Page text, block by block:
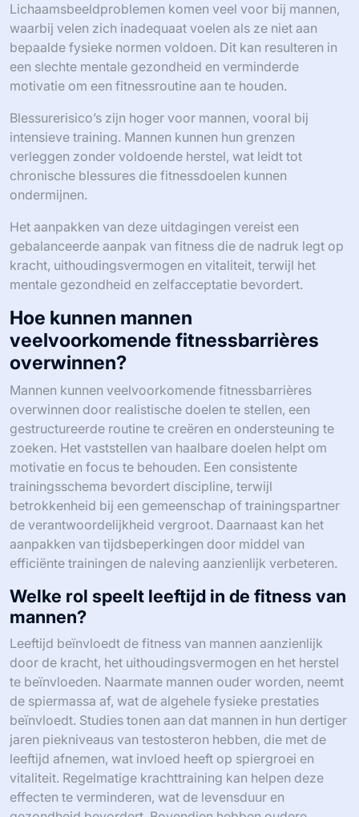
Lichaamsbeeldproblemen komen veel voor bij mannen,
waarbij velen zich inadequaat voelen als ze niet aan
bepaalde fysieke normen voldoen. Dit kan resulteren in
een slechte mentale gezondheid en verminderde
motivatie om een fitnessroutine aan te houden.
Blessurerisico’s zijn hoger voor mannen, vooral bij
intensieve training. Mannen kunnen hun grenzen
verleggen zonder voldoende herstel, wat leidt tot
chronische blessures die fitnessdoelen kunnen
ondermijnen.
Het aanpakken van deze uitdagingen vereist een
gebalanceerde aanpak van fitness die de nadruk legt op
kracht, uithoudingsvermogen en vitaliteit, terwijl het
mentale gezondheid en zelfacceptatie bevordert.
Hoe kunnen mannen
veelvoorkomende fitnessbarrières
overwinnen?
Mannen kunnen veelvoorkomende fitnessbarrières
overwinnen door realistische doelen te stellen, een
gestructureerde routine te creëren en ondersteuning te
zoeken. Het vaststellen van haalbare doelen helpt om
motivatie en focus te behouden. Een consistente
trainingsschema bevordert discipline, terwijl
betrokkenheid bij een gemeenschap of trainingspartner
de verantwoordelijkheid vergroot. Daarnaast kan het
aanpakken van tijdsbeperkingen door middel van
efficiënte trainingen de naleving aanzienlijk verbeteren.
Welke rol speelt leeftijd in de fitness van
mannen?
Leeftijd beïnvloedt de fitness van mannen aanzienlijk
door de kracht, het uithoudingsvermogen en het herstel
te beïnvloeden. Naarmate mannen ouder worden, neemt
de spiermassa af, wat de algehele fysieke prestaties
beïnvloedt. Studies tonen aan dat mannen in hun dertiger
jaren piekniveaus van testosteron hebben, die met de
leeftijd afnemen, wat invloed heeft op spiergroei en
vitaliteit. Regelmatige krachttraining kan helpen deze
effecten te verminderen, wat de levensduur en